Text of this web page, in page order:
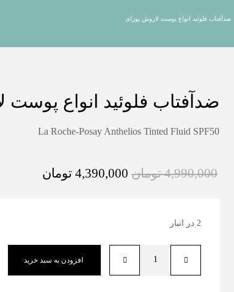
ضدآفتاب فلوئید انواع پوست لاروش پوزای
ضدآفتاب فلوئید انواع پوست
La Roche-Posay Anthelios Tinted Fluid SPF50
4,990,000 تومان 4,390,000 تومان
2 در انبار
افزودن به سبد خرید